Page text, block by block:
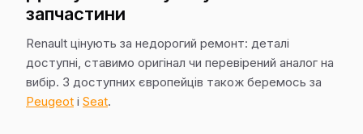
запчастини
Renault цінують за недорогий ремонт: деталі
доступні, ставимо оригінал чи перевірений аналог на
вибір. З доступних європейців також беремось за
Peugeot і Seat.